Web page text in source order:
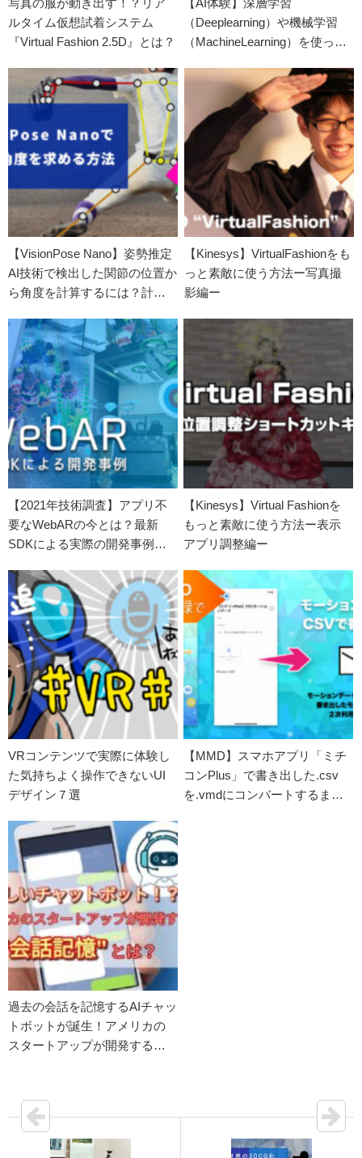
ルタイム仮想試着システム
『Virtual Fashion 2.5D』とは？
（Deeplearning）や機械学習
（MachineLearning）を使った
14選
【VisionPose Nano】姿勢推定
AI技術で検出した関節の位置か
ら角度を計算するには？計算
えるエクセルシート付き】
【Kinesys】VirtualFashionをも
っと素敵に使う方法ー写真撮
影編ー
【2021年技術調査】アプリ不
要なWebARの今とは？最新
SDKによる実際の開発事例を
【Kinesys】Virtual Fashionを
もっと素敵に使う方法ー表示
アプリ調整編ー
VRコンテンツで実際に体験し
た気持ちよく操作できないUI
デザイン７選
【MMD】スマホアプリ「ミチ
コンPlus」で書き出した.csv
を.vmdにコンバートするまで
過去の会話を記憶するAIチャッ
トボットが誕生！アメリカの
スタートアップが開発する新